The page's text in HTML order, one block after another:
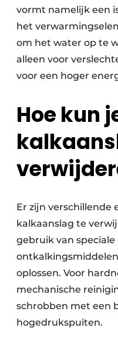
vormt namelijk een
het
om het water op te
alleen voor
voor een hoger
Hoe kun
Er zijn verschillende
kalkaanslag te
gebruik van speciale
oplossen. Voor
mechanische
schrobben met een
hogedrukspuiten.